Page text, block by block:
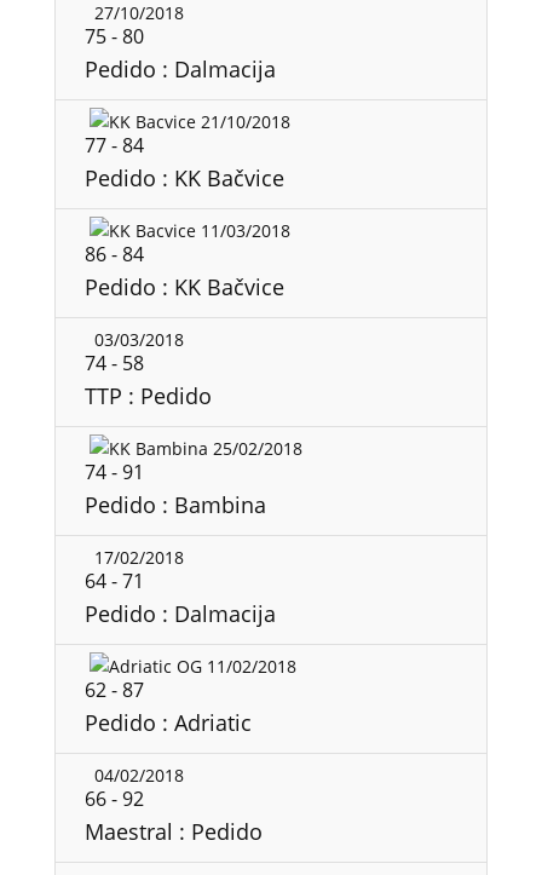
27/10/2018
75-80
Pedido : Dalmacija
21/10/2018
77-84
Pedido : KK Bačvice
11/03/2018
86-84
Pedido : KK Bačvice
03/03/2018
74- 58
TTP : Pedido
25/02/2018
74-91
Pedido : Bambina
17/02/2018
64-71
Pedido : Dalmacija
11/02/2018
62-87
Pedido : Adriatic
04/02/2018
66-92
Maestral : Pedido